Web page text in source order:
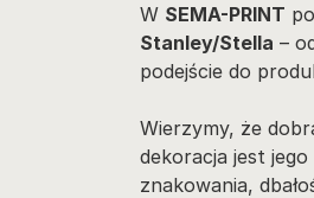
W SEMA-PRINT
Stanley/Stella –
podejście do
Wierzymy, że
dekoracja jest
znakowania,